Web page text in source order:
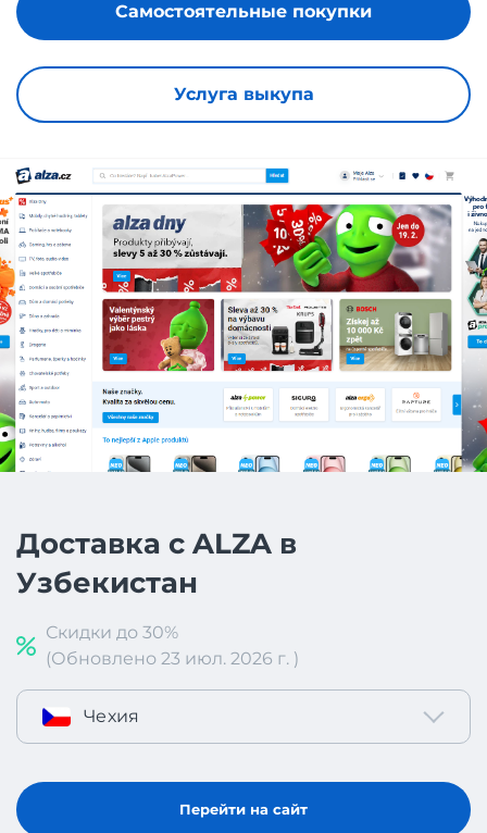
Услуга выкупа
Самостоятельные покупки
Доставка с ALZA в
Узбекистан
Скидки до 30%
(Обновлено 23 июл. 2026 г. )
Чехия
Перейти на сайт